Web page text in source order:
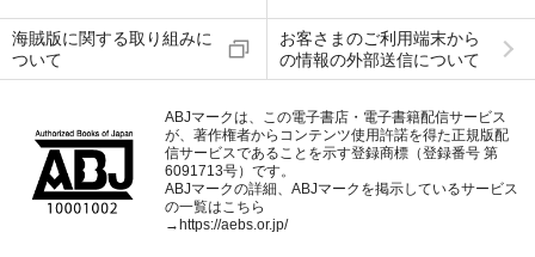
海賊版に関する取り組みに
ついて
お客さまのご利用端末から
の情報の外部送信について
ABJマークは、この電子書店・電子書籍配信サービス
が、著作権者からコンテンツ使用許諾を得た正規版配
信サービスであることを示す登録商標（登録番号 第
6091713号）です。
ABJマークの詳細、ABJマークを掲示しているサービス
の一覧はこちら
→ https://aebs.or.jp/